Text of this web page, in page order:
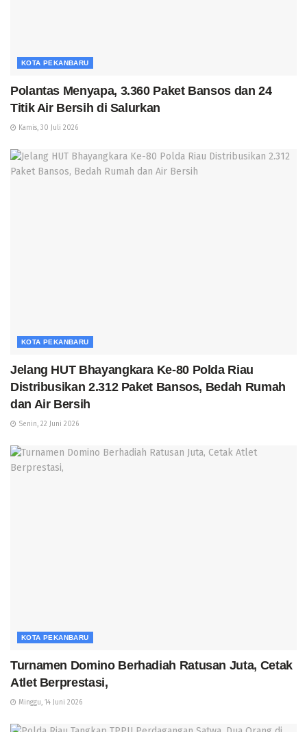
KOTA PEKANBARU
Polantas Menyapa, 3.360 Paket Bansos dan 24
Titik Air Bersih di Salurkan
Kamis, 30 Juli 2026
KOTA PEKANBARU
Jelang HUT Bhayangkara Ke-80 Polda Riau
Distribusikan 2.312 Paket Bansos, Bedah Rumah
dan Air Bersih
Senin, 22 Juni 2026
KOTA PEKANBARU
Turnamen Domino Berhadiah Ratusan Juta, Cetak
Atlet Berprestasi,
Minggu, 14 Juni 2026